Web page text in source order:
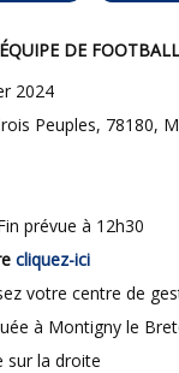
DE
2024
Peuples, 78180,
prévue à 12h30
cliquez-ici
votre centre de
à Montigny le
sur la droite